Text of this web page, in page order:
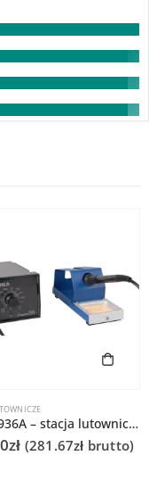
Quick 936A – stacja lutownicza analogowa 50W/24V
zł (281.67zł brutto)